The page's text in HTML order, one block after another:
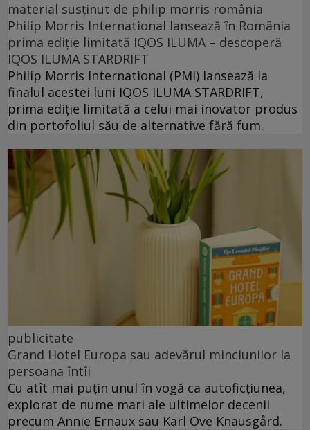
material susținut de philip morris românia
Philip Morris International lansează în România
prima ediție limitată IQOS ILUMA – descoperă
IQOS ILUMA STARDRIFT
Philip Morris International (PMI) lansează la
finalul acestei luni IQOS ILUMA STARDRIFT,
prima ediție limitată a celui mai inovator produs
din portofoliul său de alternative fără fum.
publicitate
Grand Hotel Europa sau adevărul minciunilor la
persoana întîi
Cu atît mai puțin unul în vogă ca autoficțiunea,
explorat de nume mari ale ultimelor decenii
precum Annie Ernaux sau Karl Ove Knausgård.